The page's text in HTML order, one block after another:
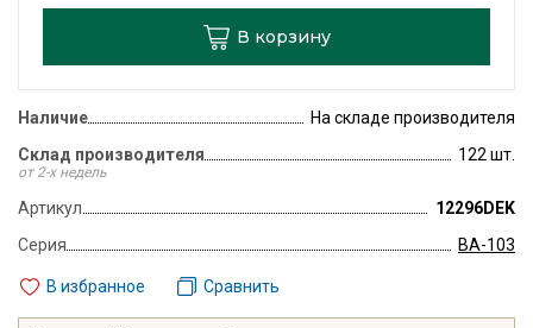
В корзину
Наличие
На складе производителя
Склад производителя
от 2-х недель
122 шт.
Артикул
12296DEK
Серия
ВА-103
В избранное Сравнить